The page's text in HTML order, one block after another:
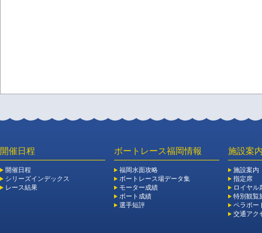
開催日程
開催日程
シリーズインデックス
レース結果
ボートレース福岡情報
福岡水面攻略
ボートレース場データ集
モーター成績
ボート成績
選手短評
施設案
施設案内
指定席
ロイヤル
特別観覧
ペラボー
交通アク